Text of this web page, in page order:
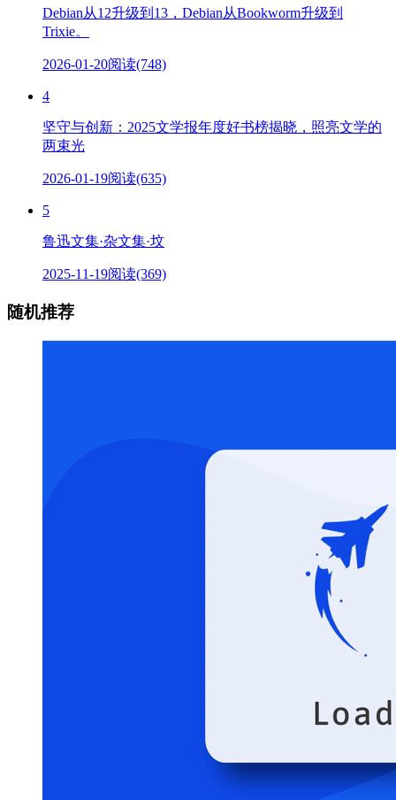
Debian从12升级到13，Debian从Bookworm升级到
Trixie。
2026-01-20阅读(748)
4
坚守与创新：2025文学报年度好书榜揭晓，照亮文学的
两束光
2026-01-19阅读(635)
5
鲁迅文集·杂文集·坟
2025-11-19阅读(369)
随机推荐